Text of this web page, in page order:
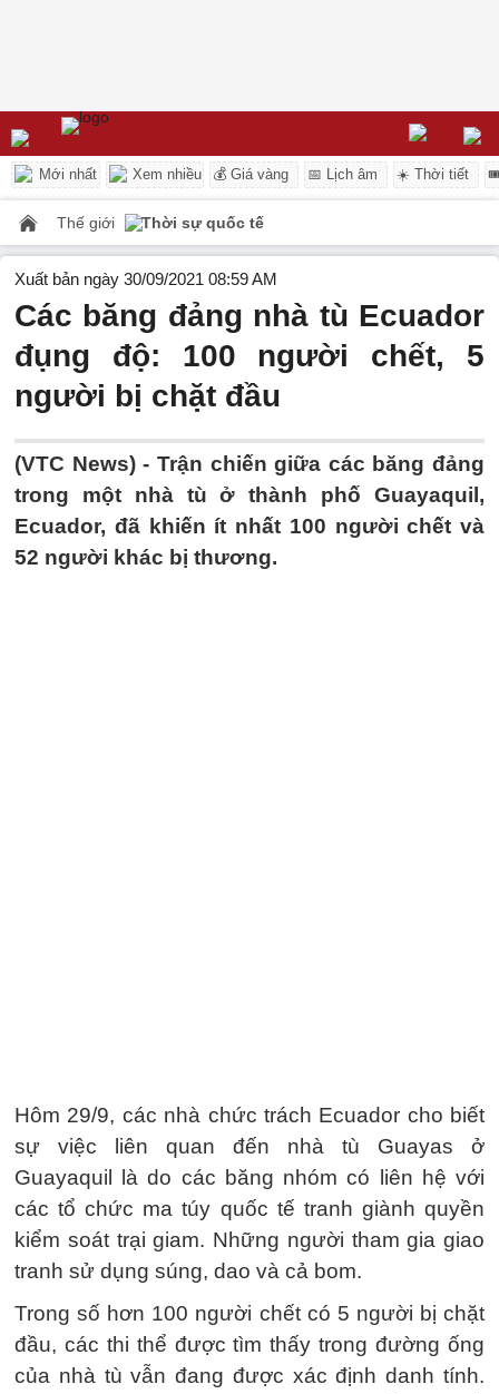
Mới nhất Xem nhiều 💰 Giá vàng 📅 Lịch âm ☀️ Thời tiết
Thế giới Thời sự quốc tế
Xuất bản ngày 30/09/2021 08:59 AM
Các băng đảng nhà tù Ecuador
đụng độ: 100 người chết, 5
người bị chặt đầu
(VTC News) - Trận chiến giữa các băng đảng
trong một nhà tù ở thành phố Guayaquil,
Ecuador, đã khiến ít nhất 100 người chết và
52 người khác bị thương.
Hôm 29/9, các nhà chức trách Ecuador cho biết
sự việc liên quan đến nhà tù Guayas ở
Guayaquil là do các băng nhóm có liên hệ với
các tổ chức ma túy quốc tế tranh giành quyền
kiểm soát trại giam. Những người tham gia giao
tranh sử dụng súng, dao và cả bom.
Trong số hơn 100 người chết có 5 người bị chặt
đầu, các thi thể được tìm thấy trong đường ống
của nhà tù vẫn đang được xác định danh tính.